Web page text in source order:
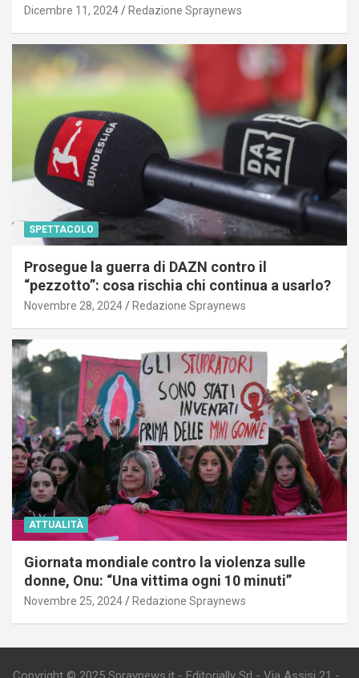
Dicembre 11, 2024 Redazione Spraynews
SPETTACOLO
Prosegue la guerra di DAZN contro il
“pezzotto”: cosa rischia chi continua a usarlo?
Novembre 28, 2024 Redazione Spraynews
ATTUALITÀ
Giornata mondiale contro la violenza sulle
donne, Onu: “Una vittima ogni 10 minuti”
Novembre 25, 2024 Redazione Spraynews